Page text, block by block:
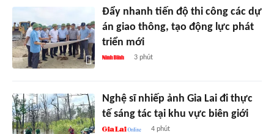
Đẩy nhanh tiến độ thi công các dự
án giao thông, tạo động lực phát
triển mới
3 phút
Nghệ sĩ nhiếp ảnh Gia Lai đi thực
tế sáng tác tại khu vực biên giới
4 phút